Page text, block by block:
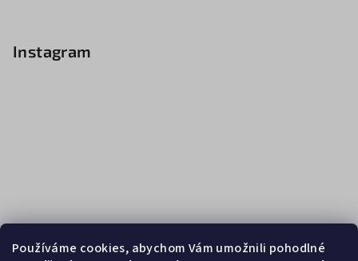
Používáme cookies, abychom Vám umožnili pohodlné
Instagram